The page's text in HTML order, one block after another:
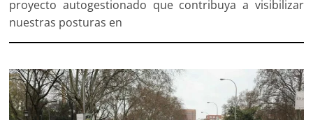
proyecto autogestionado que contribuya a visibilizar
nuestras posturas en